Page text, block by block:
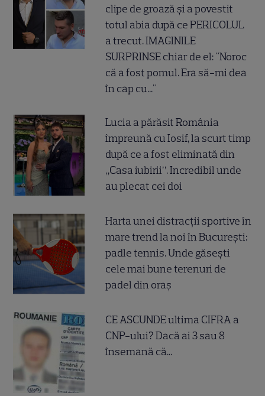
clipe de groază și a povestit
totul abia după ce PERICOLUL
a trecut. IMAGINILE
SURPRINSE chiar de el: "Noroc
că a fost pomul. Era să-mi dea
în cap cu..."
Lucia a părăsit România
împreună cu Iosif, la scurt timp
după ce a fost eliminată din
„Casa iubirii”. Incredibil unde
au plecat cei doi
Harta unei distracții sportive în
mare trend la noi în București:
padle tennis. Unde găsești
cele mai bune terenuri de
padel din oraș
CE ASCUNDE ultima CIFRA a
CNP-ului? Dacă ai 3 sau 8
însemană că...